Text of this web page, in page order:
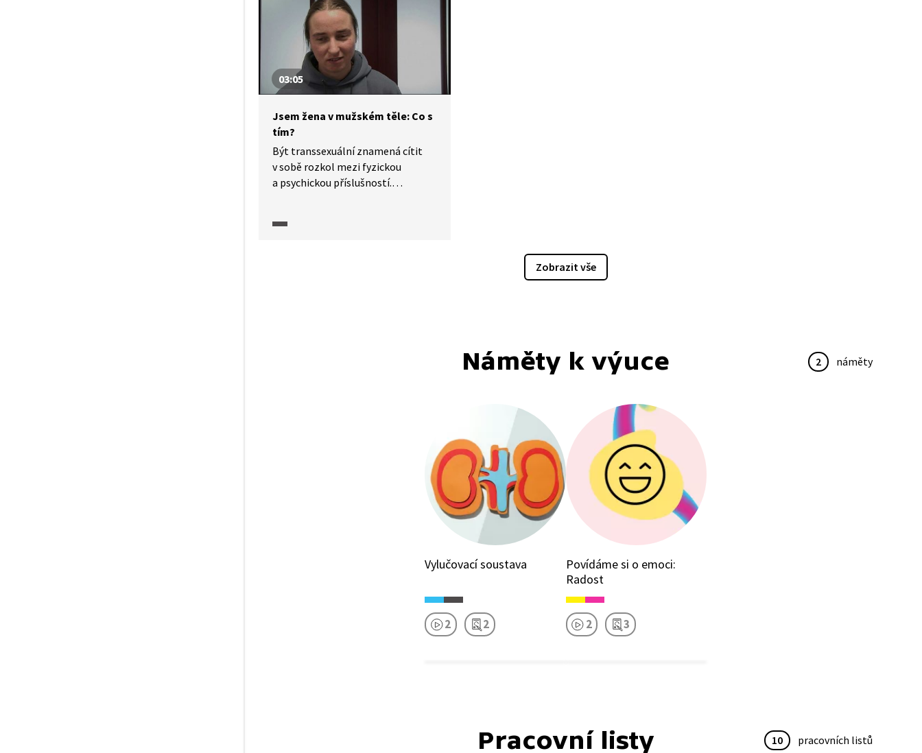
které si ale mozek neumí
vyhodnotit. Video je součástí
dokumentárního cyklu Česko
na drogách (2024).
03:05
Jsem žena v mužském těle: Co s
tím?
Být transsexuální znamená cítit
v sobě rozkol mezi fyzickou
a psychickou příslušností.
krokem je o svém problému
Zobrazit vše
Náměty k výuce 2 náměty
Vylučovací soustava
2 2
Povídáme si o emoci:
Radost
2 3
Pracovní listy 10 pracovních listů